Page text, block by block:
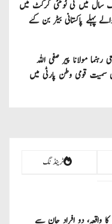
سال میں ٹی ٹوئنٹی کرکٹ میں
مولانا پیر صفی اللہ
سمیت قومی وطن پارٹی میں
ٹرینڈنگ
دو افراد جان سے